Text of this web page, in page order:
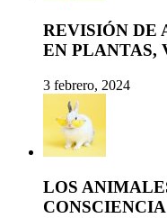
REVISIÓN DE
EN PLANTAS,
3 febrero, 2024
LOS
CONSCIENCIA